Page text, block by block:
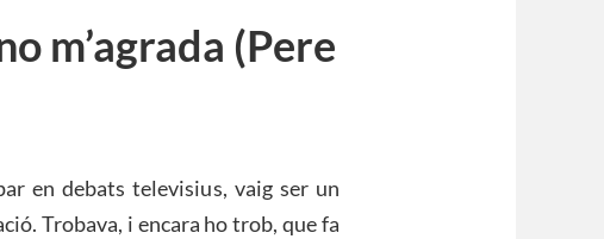
m’agrada (Pere
en debats televisius, vaig ser un
Trobava, i encara ho trob, que fa